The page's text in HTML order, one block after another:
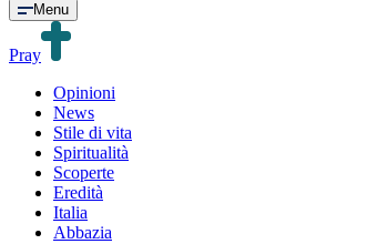
Menu
Pray
Opinioni
News
Stile di vita
Spiritualità
Scoperte
Eredità
Italia
Abbazia